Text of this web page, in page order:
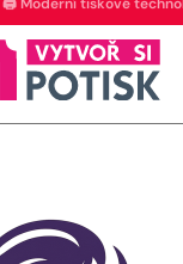
🖨️ Moderní tiskové